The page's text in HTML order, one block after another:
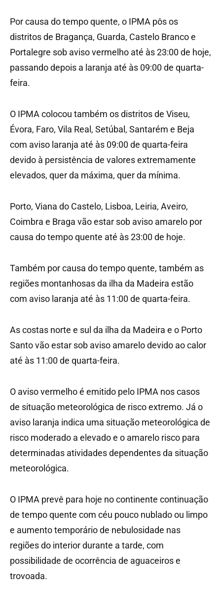
Por causa do tempo quente, o IPMA pôs os
distritos de Bragança, Guarda, Castelo Branco e
Portalegre sob aviso vermelho até às 23:00 de hoje,
passando depois a laranja até às 09:00 de quarta-
feira.
O IPMA colocou também os distritos de Viseu,
Évora, Faro, Vila Real, Setúbal, Santarém e Beja
com aviso laranja até às 09:00 de quarta-feira
devido à persistência de valores extremamente
elevados, quer da máxima, quer da mínima.
Porto, Viana do Castelo, Lisboa, Leiria, Aveiro,
Coimbra e Braga vão estar sob aviso amarelo por
causa do tempo quente até às 23:00 de hoje.
Também por causa do tempo quente, também as
regiões montanhosas da ilha da Madeira estão
com aviso laranja até às 11:00 de quarta-feira.
As costas norte e sul da ilha da Madeira e o Porto
Santo vão estar sob aviso amarelo devido ao calor
até às 11:00 de quarta-feira.
O aviso vermelho é emitido pelo IPMA nos casos
de situação meteorológica de risco extremo. Já o
aviso laranja indica uma situação meteorológica de
risco moderado a elevado e o amarelo risco para
determinadas atividades dependentes da situação
meteorológica.
O IPMA prevê para hoje no continente continuação
de tempo quente com céu pouco nublado ou limpo
e aumento temporário de nebulosidade nas
regiões do interior durante a tarde, com
possibilidade de ocorrência de aguaceiros e
trovoada.